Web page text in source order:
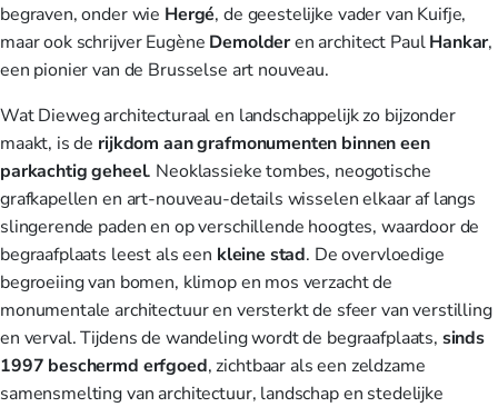
begraven, onder wie Hergé, de geestelijke vader van Kuifje,
maar ook schrijver Eugène Demolderen architect PaulHankar,
een pionier van de Brusselse art nouveau.
Wat Dieweg architecturaal en landschappelijk zo bijzonder
maakt, is de rijkdom aan grafmonumenten binnen een
parkachtig geheel. Neoklassieke tombes, neogotische
grafkapellen en art-nouveau-details wisselen elkaar af langs
slingerende paden en op verschillende hoogtes, waardoor de
begraafplaats leest als een kleine stad. De overvloedige
begroeiing van bomen, klimop en mos verzacht de
monumentale architectuur en versterkt de sfeer van verstilling
en verval. Tijdens de wandeling wordt de begraafplaats, sinds
1997 beschermd erfgoed, zichtbaar als een zeldzame
samensmelting van architectuur, landschap en stedelijke